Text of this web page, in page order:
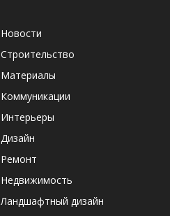
Новости
Строительство
Материалы
Коммуникации
Интерьеры
Дизайн
Ремонт
Недвижимость
Ландшафтный дизайн